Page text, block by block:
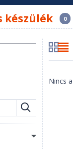
készülék 0
Nincs